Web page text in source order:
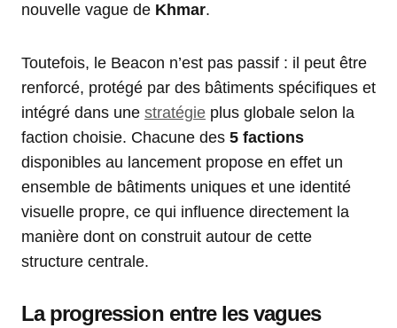
nouvelle vague de Khmar.
Toutefois, le Beacon n’est pas passif : il peut être
renforcé, protégé par des bâtiments spécifiques et
intégré dans une stratégie plus globale selon la
faction choisie. Chacune des 5 factions
disponibles au lancement propose en effet un
ensemble de bâtiments uniques et une identité
visuelle propre, ce qui influence directement la
manière dont on construit autour de cette
structure centrale.
La progression entre les vagues